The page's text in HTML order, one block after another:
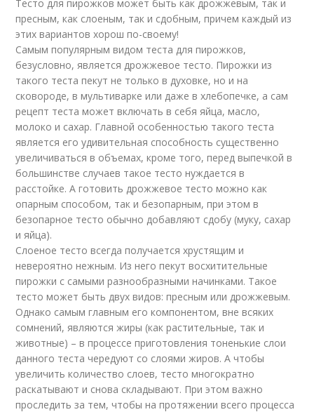
Тесто для пирожков может быть как дрожжевым, так и
пресным, как слоеным, так и сдобным, причем каждый из
этих вариантов хорош по-своему!
Самым популярным видом теста для пирожков,
безусловно, является дрожжевое тесто. Пирожки из
такого теста пекут не только в духовке, но и на
сковороде, в мультиварке или даже в хлебопечке, а сам
рецепт теста может включать в себя яйца, масло,
молоко и сахар. Главной особенностью такого теста
является его удивительная способность существенно
увеличиваться в объемах, кроме того, перед выпечкой в
большинстве случаев такое тесто нуждается в
расстойке. А готовить дрожжевое тесто можно как
опарным способом, так и безопарным, при этом в
безопарное тесто обычно добавляют сдобу (муку, сахар
и яйца).
Слоеное тесто всегда получается хрустящим и
невероятно нежным. Из него пекут восхитительные
пирожки с самыми разнообразными начинками. Такое
тесто может быть двух видов: пресным или дрожжевым.
Однако самым главным его компонентом, вне всяких
сомнений, являются жиры (как растительные, так и
животные) – в процессе приготовления тоненькие слои
данного теста чередуют со слоями жиров. А чтобы
увеличить количество слоев, тесто многократно
раскатывают и снова складывают. При этом важно
проследить за тем, чтобы на протяжении всего процесса